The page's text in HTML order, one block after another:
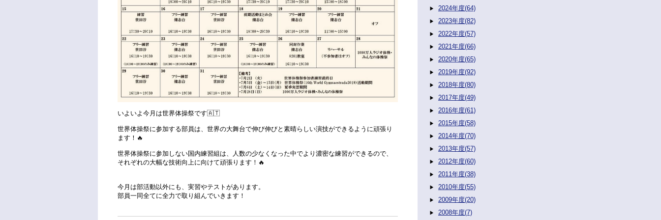
いよいよ今月は世界体操祭です🇦🇹
世界体操祭に参加する部員は、世界の大舞台で伸び伸びと素晴らしい演技ができるように頑張り
ます！🔥
世界体操祭に参加しない国内練習組は、人数の少なくなった中でより濃密な練習ができるので、
それぞれの大幅な技術向上に向けて頑張ります！🔥
今月は部活動以外にも、実習やテストがあります。
部員一同全てに全力で取り組んでいきます！
2024年度(64)
2023年度(82)
2022年度(57)
2021年度(66)
2020年度(65)
2019年度(92)
2018年度(80)
2017年度(49)
2016年度(61)
2015年度(58)
2014年度(70)
2013年度(57)
2012年度(60)
2011年度(38)
2010年度(55)
2009年度(20)
2008年度(7)